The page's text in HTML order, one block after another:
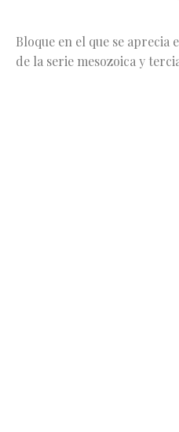
Bloque en el que se aprecia
de la serie mesozoica y